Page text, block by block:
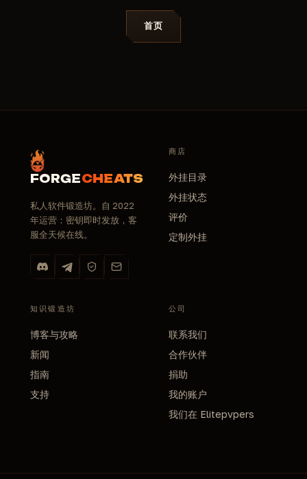
首页
FORGECHEATS
私人软件锻造坊。自 2022
年运营：密钥即时发放，客
服全天候在线。
商店
外挂目录
外挂状态
评价
定制外挂
知识锻造坊
博客与攻略
新闻
指南
支持
公司
联系我们
合作伙伴
捐助
我的账户
我们在 Elitepvpers